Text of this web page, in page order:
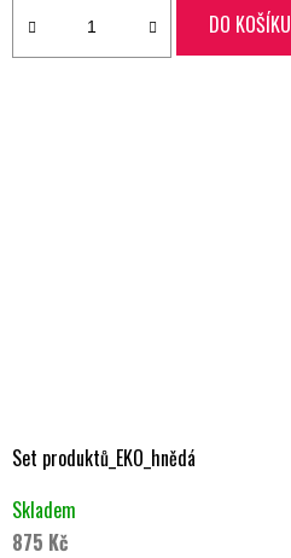
5,0
DO KOŠÍKU
Set produktů_EKO_hnědá
Skladem
875 Kč